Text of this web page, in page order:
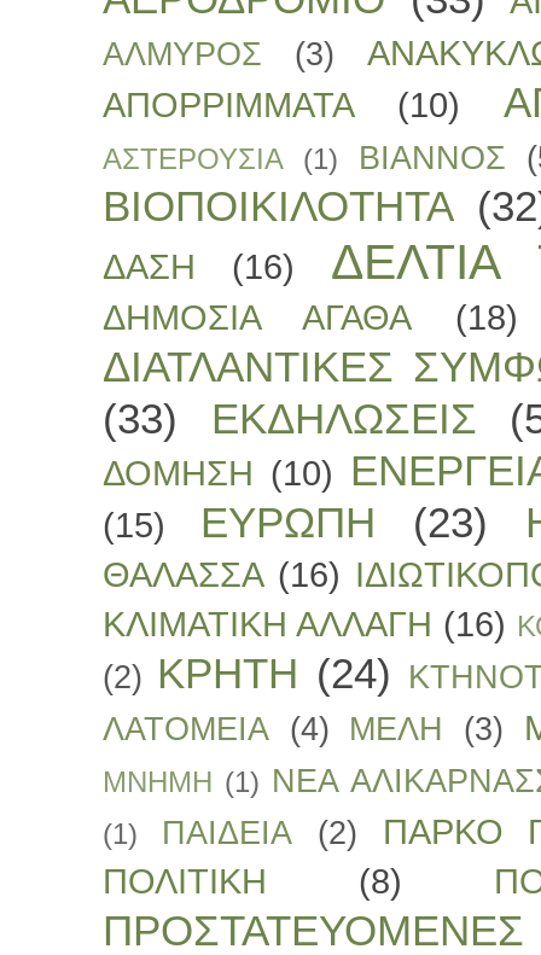
ΑΛΜΥΡΟΣ (3)
ΑΠΟΡΡΙΜΜΑΤΑ
(10)
ΑΣΤΕΡΟΥΣΙΑ (1) ΒΙΑΝΝΟΣ
ΒΙΟΠΟΙΚΙΛΟΤΗΤΑ
ΔΑΣΗ (16)
ΔΗΜΟΣΙΑ ΑΓΑΘΑ (18)
ΔΙΑΤΛΑΝΤΙΚΕΣ
(33)
ΕΚΔΗΛΩΣΕΙΣ
ΔΟΜΗΣΗ (10)
(15) ΕΥΡΩΠΗ (23)
ΘΑΛΑΣΣΑ (16)
ΚΛΙΜΑΤΙΚΗ ΑΛΛΑΓΗ (16)
(2) ΚΡΗΤΗ (24)
ΛΑΤΟΜΕΙΑ (4) ΜΕΛΗ (3)
ΜΝΗΜΗ (1) ΝΕΑ
(1) ΠΑΙΔΕΙΑ (2)
ΠΑΡΚΟ
ΠΟΛΙΤΙΚΗ
(8)